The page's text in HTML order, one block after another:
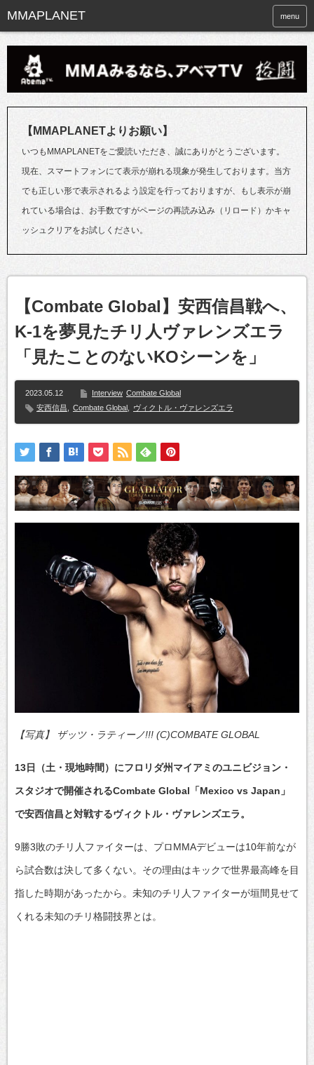
menu
【MMAPLANETよりお願い】
いつもMMAPLANETをご愛読いただき、誠にありがとうございます。
現在、スマートフォンにて表示が崩れる現象が発生しております。当方
でも正しい形で表示されるよう設定を行っておりますが、もし表示が崩
れている場合は、お手数ですがページの再読み込み（リロード）かキャ
ッシュクリアをお試しください。
【Combate Global】安西信昌戦へ、
K-1を夢見たチリ人ヴァレンズエラ
「見たことのないKOシーンを」
2023.05.12 Interview Combate Global
安西信昌
Combate Global ヴィクトル・ヴァレンズエラ
【写真】 ザッツ・ラティーノ!!! (C)COMBATE GLOBAL
13日（土・現地時間）にフロリダ州マイアミのユニビジョン・
スタジオで開催されるCombate Global「Mexico vs Japan」
で安西信昌と対戦するヴィクトル・ヴァレンズエラ。
9勝3敗のチリ人ファイターは、プロMMAデビューは10年前なが
ら試合数は決して多くない。その理由はキックで世界最高峰を目
指した時期があったから。未知のチリ人ファイターが垣間見せて
くれる未知のチリ格闘技界とは。